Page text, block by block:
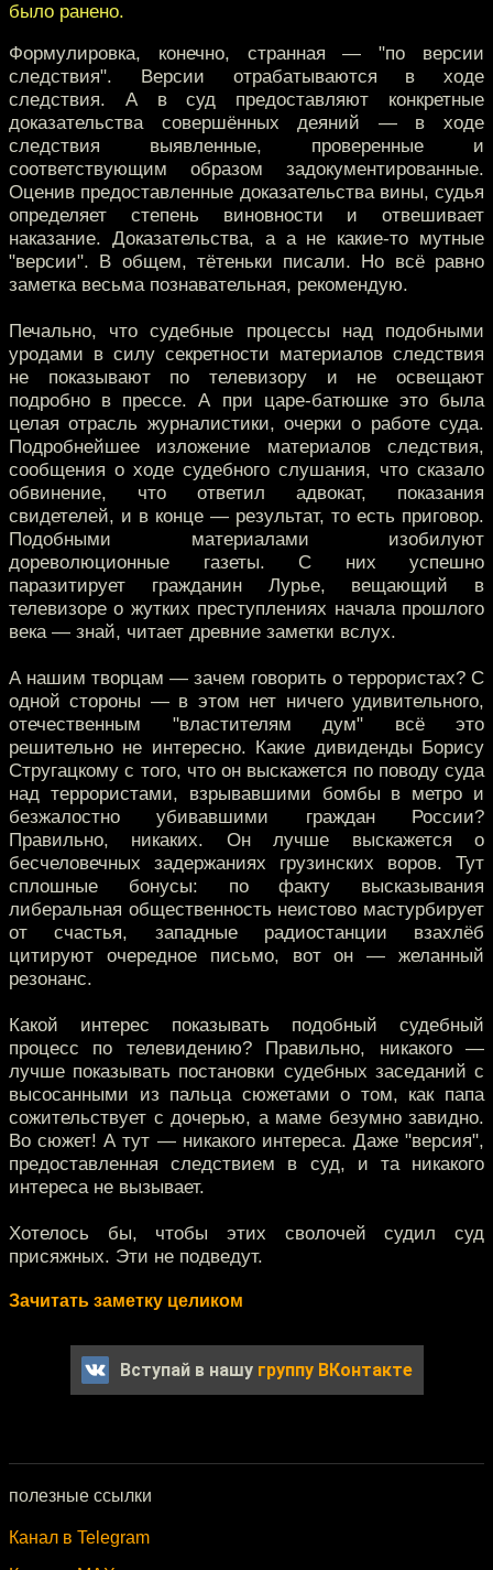
было ранено.
Формулировка, конечно, странная — "по версии
следствия". Версии отрабатываются в ходе
следствия. А в суд предоставляют конкретные
доказательства совершённых деяний — в ходе
следствия выявленные, проверенные и
соответствующим образом задокументированные.
Оценив предоставленные доказательства вины, судья
определяет степень виновности и отвешивает
наказание. Доказательства, а а не какие-то мутные
"версии". В общем, тётеньки писали. Но всё равно
заметка весьма познавательная, рекомендую.
Печально, что судебные процессы над подобными
уродами в силу секретности материалов следствия
не показывают по телевизору и не освещают
подробно в прессе. А при царе-батюшке это была
целая отрасль журналистики, очерки о работе суда.
Подробнейшее изложение материалов следствия,
сообщения о ходе судебного слушания, что сказало
обвинение, что ответил адвокат, показания
свидетелей, и в конце — результат, то есть приговор.
Подобными материалами изобилуют
дореволюционные газеты. С них успешно
паразитирует гражданин Лурье, вещающий в
телевизоре о жутких преступлениях начала прошлого
века — знай, читает древние заметки вслух.
А нашим творцам — зачем говорить о террористах? С
одной стороны — в этом нет ничего удивительного,
отечественным "властителям дум" всё это
решительно не интересно. Какие дивиденды Борису
Стругацкому с того, что он выскажется по поводу суда
над террористами, взрывавшими бомбы в метро и
безжалостно убивавшими граждан Росcии?
Правильно, никаких. Он лучше выскажется о
бесчеловечных задержаниях грузинских воров. Тут
сплошные бонусы: по факту высказывания
либеральная общественность неистово мастурбирует
от счастья, западные радиостанции взахлёб
цитируют очередное письмо, вот он — желанный
резонанс.
Какой интерес показывать подобный судебный
процесс по телевидению? Правильно, никакого —
лучше показывать постановки судебных заседаний с
высосанными из пальца сюжетами о том, как папа
сожительствует с дочерью, а маме безумно завидно.
Во сюжет! А тут — никакого интереса. Даже "версия",
предоставленная следствием в суд, и та никакого
интереса не вызывает.
Хотелось бы, чтобы этих сволочей судил суд
присяжных. Эти не подведут.
Зачитать заметку целиком
Вступай в нашу группу ВКонтакте
полезные ссылки
Канал в Telegram